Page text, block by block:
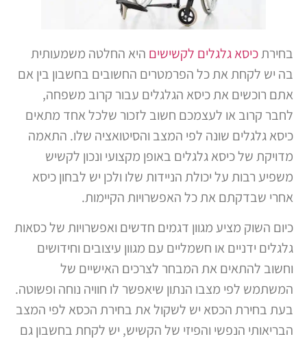
בחירתכיסא גלגלים לקשישיםהיא החלטה משמעותית
בה יש לקחת את כל הפרמטרים החשובים בחשבון בין אם
אתם רוכשים את כיסא הגלגלים עבור קרוב משפחה,
לחבר קרוב או לעצמכם חשוב לזכור שלכל אחד מתאים
כיסא גלגלים שונה לפי המצב והסיטואציה שלו. התאמה
מדויקת של כיסא גלגלים באופן מקצועי ונכון לקשיש
משפיע רבות על יכולת הניידות שלו ולכן יש לבחון כיסא
אחרי שבדקתם את כל האפשרויות הקיימות.
כיום השוק מציע מגוון דגמים חדשים ואפשרויות של כסאות
גלגלים ידניים או חשמליים עם מגוון עיצובים וחידושים
וחשוב להתאים את המבחר לצרכים האישיים של
המשתמש לפי מצבו הנתון שיאפשר לו חוויה נוחה ופשוטה.
בעת בחירת הכסא יש לשקול את בחירת הכסא לפי המצב
הבריאותי הנפשי והפיזי של הקשיש, יש לקחת בחשבון גם